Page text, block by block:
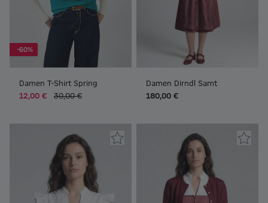
-60%
Damen T-Shirt Spring
12,00 €
30,00 €
Damen Dirndl Samt
180,00 €